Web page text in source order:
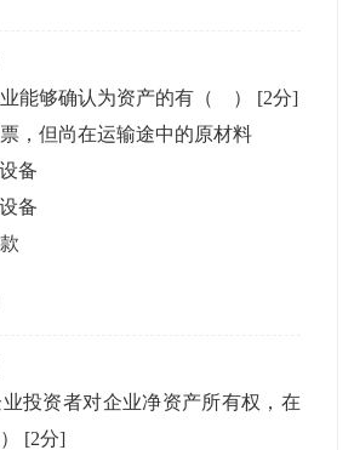
能够确认为资产的有（ ） [2分]
，但尚在运输途中的原材料
备
备
投资者对企业净资产所有权，在
[2分]